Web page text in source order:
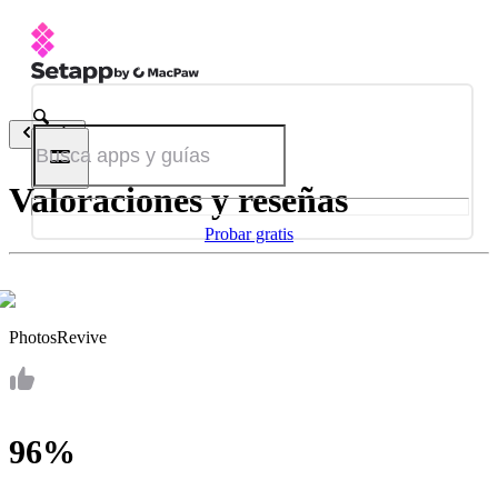
Probar gratis
Atrás
Valoraciones y reseñas
PhotosRevive
96%